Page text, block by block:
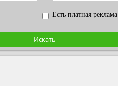
Есть платная реклама
Искать